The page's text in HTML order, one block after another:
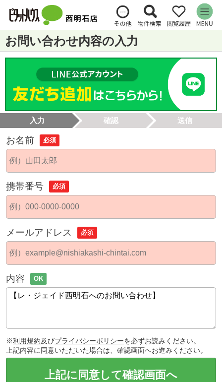
お問い合わせ内容の入力
入力 確認 送信
お名前 必須
携帯番号 必須
メールアドレス 必須
内容 OK
※利用規約及びプライバシーポリシーを必ずお読みください。
上記内容に同意いただいた場合は、確認画面へお進みください。
上記に同意して確認画面へ